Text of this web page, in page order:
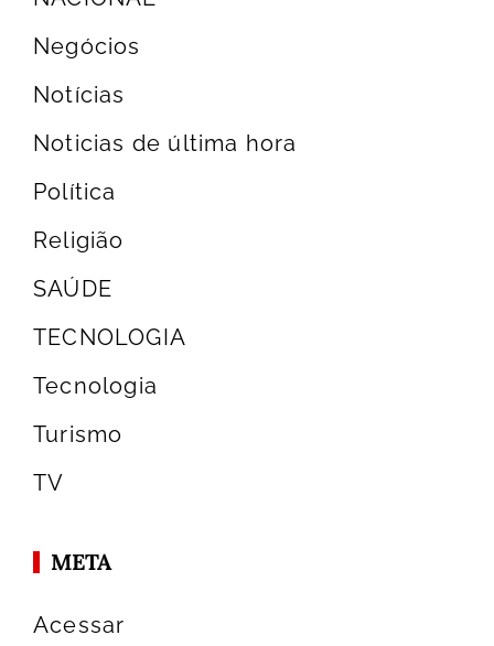
Negócios
Notícias
Noticias de última hora
Política
Religião
SAÚDE
TECNOLOGIA
Tecnologia
Turismo
TV
META
Acessar